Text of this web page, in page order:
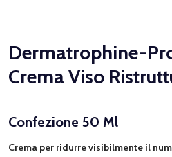
Dermatrophine-
Crema Viso
Confezione 50 Ml
Crema per ridurre visibilmente il